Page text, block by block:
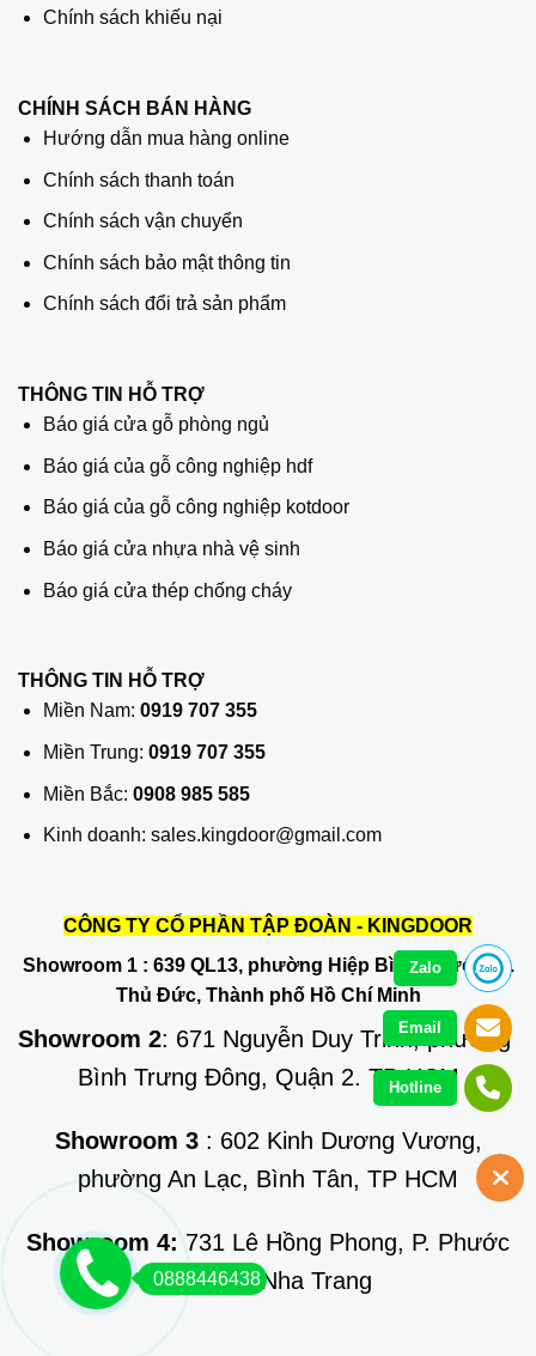
Chính sách khiếu nại
CHÍNH SÁCH BÁN HÀNG
Hướng dẫn mua hàng online
Chính sách thanh toán
Chính sách vận chuyển
Chính sách bảo mật thông tin
Chính sách đổi trả sản phẩm
THÔNG TIN HỖ TRỢ
Báo giá cửa gỗ phòng ngủ
Báo giá của gỗ công nghiệp hdf
Báo giá của gỗ công nghiệp kotdoor
Báo giá cửa nhựa nhà vệ sinh
Báo giá cửa thép chống cháy
THÔNG TIN HỖ TRỢ
Miền Nam: 0919 707 355
Miền Trung: 0919 707 355
Miền Bắc: 0908 985 585
Kinh doanh: sales.kingdoor@gmail.com
CÔNG TY CỔ PHẦN TẬP ĐOÀN - KINGDOOR
Showroom 1: 639 QL13, phường Hiệp Bình Phước, Q.
Thủ Đức, Thành phố Hồ Chí Minh
Showroom 2: 671 Nguyễn Duy Trinh, phường
Bình Trưng Đông, Quận 2. TP HCM
Showroom 3: 602 Kinh Dương Vương,
phường An Lạc, Bình Tân, TP HCM
Showroom 4:731 Lê Hồng Phong, P. Phước
Long, TP Nha Trang
0888446438
Zalo
Email
Hotline